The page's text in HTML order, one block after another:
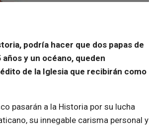
podría hacer que dos papas de
y un océano, queden
de la Iglesia que recibirán como
pasarán a la Historia por su lucha
su innegable carisma personal y